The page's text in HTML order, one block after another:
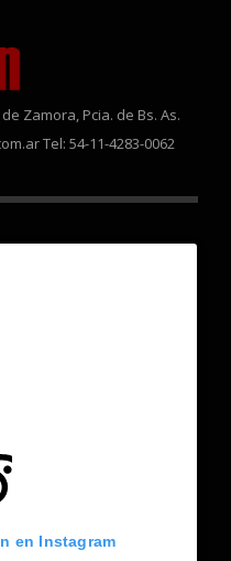
Zamora, Pcia. de Bs. As.
Tel: 54-11-4283-0062
en Instagram